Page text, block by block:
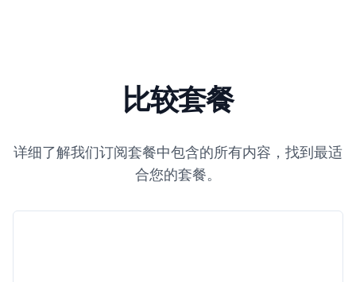
比较套餐
详细了解我们订阅套餐中包含的所有内容，找到最适
合您的套餐。